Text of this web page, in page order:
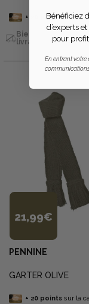
+ pointssur la
Bientôt disponible
livraison
21,99€
PENNINE
GARTER OLIVE
+ 20pointssur la
Bénéficiez
d’experts
pour
En entrant votre